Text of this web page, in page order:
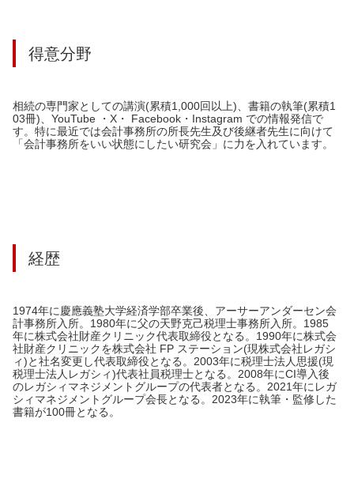
得意分野
相続の専門家としての講演(累積1,000回以上)、書籍の執筆(累積1
03冊)、YouTube ・X・ Facebook・Instagram での情報発信で
す。特に最近では会計事務所の所長先生及び後継者先生に向けて
「会計事務所をいい状態にしたい研究会」に力を入れています。
経歴
1974年に慶應義塾大学経済学部卒業後、アーサーアンダーセン会
計事務所入所。1980年に父の天野克己税理士事務所入所。1985
年に株式会社財産クリニック代表取締役となる。1990年に株式会
社財産クリニックを株式会社 FP ステーション(現株式会社レガシ
ィ)と社名変更し代表取締役となる。2003年に税理士法人思援(現
税理士法人レガシィ)代表社員税理士となる。2008年にCI導入後
のレガシィマネジメントグループの代表者となる。2021年にレガ
シィマネジメントグループ会長となる。2023年に執筆・監修した
書籍が100冊となる。